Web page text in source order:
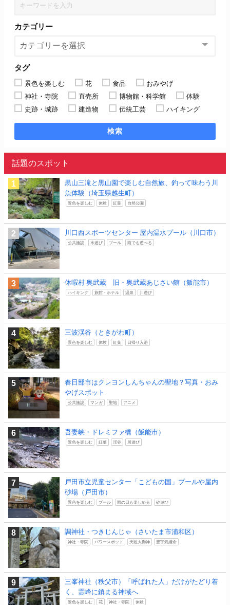
カテゴリー
タグ
景色を楽しむ 花 食品
おみやげ
神社・寺院
直売所 博物館・科学館
体験
史跡・城跡
建造物 伝統工芸 ハイキング
検索
話題のスポット
黒山三滝と黒山園で楽しむ自然旅、釣って味わう川
魚体験（埼玉県越生町）
景色を楽しむ 体験 紅葉 自然公園
川口西スポーツセンター 屋内温水プール（川口市）
公共施設 水遊び プール 雨でも遊べる
休暇村 奥武蔵 旧・奥武蔵あじさい館（飯能市）
ハイキング 旅館・ホテル 温泉 川遊び
三波渓谷（ときがわ町）
景色を楽しむ 体験 紅葉 日帰り入浴
春日部市はクレヨンしんちゃんの聖地？写真・おみ
やげスポット
公共施設 マンガ 聖地 アニメ
吾妻峡・ドレミファ橋（飯能市）
景色を楽しむ 紅葉 渓谷 川遊び
戸田市立児童センター「こどもの国」プールや屋内
砂場（戸田市）
景色を楽しむ プール 雨の日も楽しめる 砂遊び
調神社・つきじんじゃ（さいたま市浦和区）
神社・寺院 パワースポット 天照大御神 豊宇気姫命
三峯神社（秩父市）「呼ばれた人」だけがたどり着
く、霊峰に鎮まる神域へ
景色を楽しむ 花 神社・寺院 体験